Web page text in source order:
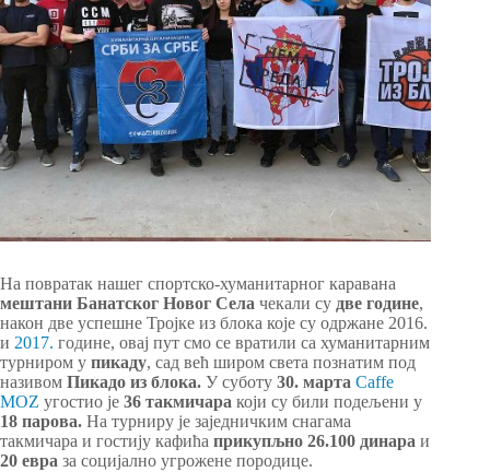
На повратак нашег спортско-хуманитарног каравана
мештани Банатског Новог Села чекали су две године,
након две успешне Тројке из блока које су одржане 2016.
и 2017. године, овај пут смо се вратили са хуманитарним
турниром у пикаду, сад већ широм света познатим под
називом Пикадо из блока. У суботу 30. марта Caffe
MOZ угостио је 36 такмичара који су били подељени у
18 парова. На турниру је заједничким снагама
такмичара и гостију кафића прикупљно 26.100 динара и
20 евра за социјално угрожене породице.